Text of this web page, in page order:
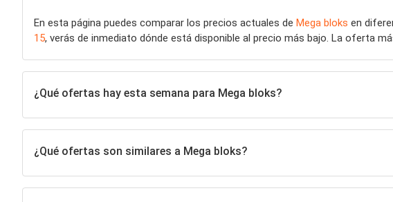
En esta página puedes comparar los precios actuales de Mega bloks en
15, verás de inmediato dónde está disponible al precio más bajo. La oferta
¿Qué ofertas hay esta semana para Mega bloks?
¿Qué ofertas son similares a Mega bloks?